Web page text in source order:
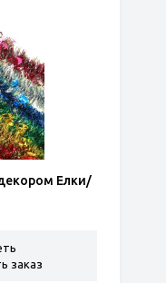
Елки/
заказ